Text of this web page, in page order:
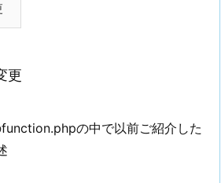
更
の中で以前ご紹介した